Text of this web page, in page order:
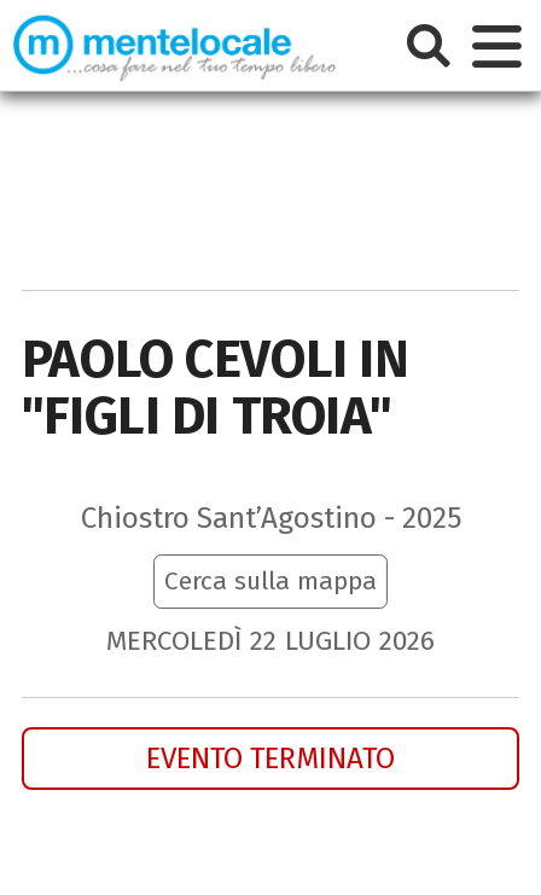
PAOLO CEVOLI IN
"FIGLI DI TROIA"
Chiostro Sant’Agostino - 2025
Cerca sulla mappa
MERCOLEDÌ 22 LUGLIO 2026
EVENTO TERMINATO